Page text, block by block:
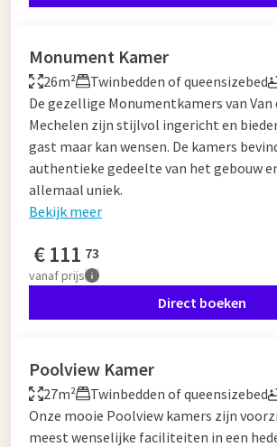
Monument Kamer
26m² Twinbedden of queensizebed
De gezellige Monumentkamers van
Mechelen zijn stijlvol ingericht en
gast maar kan wensen. De kamers
authentieke gedeelte van het gebouw
allemaal uniek.
Bekijk meer
€111 73
vanafprijs
Direct boeken
Poolview Kamer
27m² Twinbedden of queensizebed
Onze mooie Poolview kamers zijn
meest wenselijke faciliteiten in een